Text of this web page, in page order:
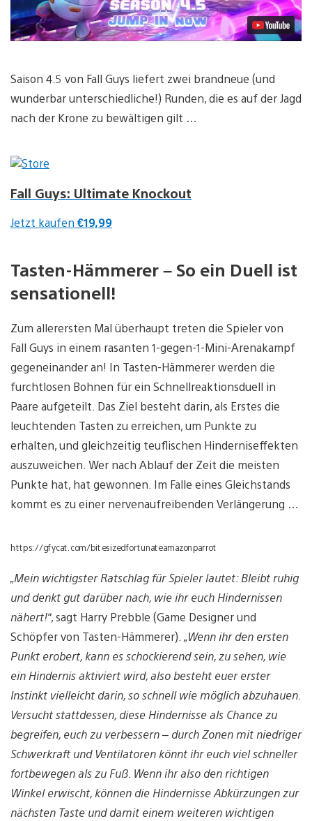
Saison 4.5 von Fall Guys liefert zwei brandneue (und
wunderbar unterschiedliche!) Runden, die es auf der Jagd
nach der Krone zu bewältigen gilt …
Fall Guys: Ultimate Knockout
Jetzt kaufen €19,99
Tasten-Hämmerer – So ein Duell ist
sensationell!
Zum allerersten Mal überhaupt treten die Spieler von
Fall Guys in einem rasanten 1-gegen-1-Mini-Arenakampf
gegeneinander an! In Tasten-Hämmerer werden die
furchtlosen Bohnen für ein Schnellreaktionsduell in
Paare aufgeteilt. Das Ziel besteht darin, als Erstes die
leuchtenden Tasten zu erreichen, um Punkte zu
erhalten, und gleichzeitig teuflischen Hinderniseffekten
auszuweichen. Wer nach Ablauf der Zeit die meisten
Punkte hat, hat gewonnen. Im Falle eines Gleichstands
kommt es zu einer nervenaufreibenden Verlängerung …
https://gfycat.com/bitesizedfortunateamazonparrot
„Mein wichtigster Ratschlag für Spieler lautet: Bleibt ruhig
und denkt gut darüber nach, wie ihr euch Hindernissen
nähert!“, sagt Harry Prebble (Game Designer und
Schöpfer von Tasten-Hämmerer). „Wenn ihr den ersten
Punkt erobert, kann es schockierend sein, zu sehen, wie
ein Hindernis aktiviert wird, also besteht euer erster
Instinkt vielleicht darin, so schnell wie möglich abzuhauen.
Versucht stattdessen, diese Hindernisse als Chance zu
begreifen, euch zu verbessern – durch Zonen mit niedriger
Schwerkraft und Ventilatoren könnt ihr euch viel schneller
fortbewegen als zu Fuß. Wenn ihr also den richtigen
Winkel erwischt, können die Hindernisse Abkürzungen zur
nächsten Taste und damit einem weiteren wichtigen